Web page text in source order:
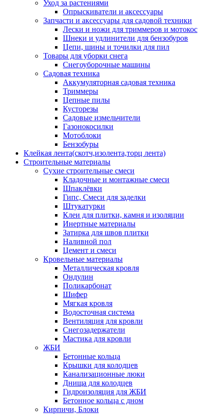
Уход за растениями
Опрыскиватели и аксессуары
Запчасти и аксессуары для садовой техники
Лески и ножи для триммеров и мотокос
Шнеки и удлинители для бензобуров
Цепи, шины и точилки для пил
Товары для уборки снега
Снегоуборочные машины
Садовая техника
Аккумуляторная садовая техника
Триммеры
Цепные пилы
Кусторезы
Садовые измельчители
Газонокосилки
Мотоблоки
Бензобуры
Клейкая лента(скотч,изолента,торц лента)
Строительные материалы
Сухие строительные смеси
Кладочные и монтажные смеси
Шпаклёвки
Гипс, Смеси для заделки
Штукатурки
Клеи для плитки, камня и изоляции
Инертные материалы
Затирка для швов плитки
Наливной пол
Цемент и смеси
Кровельные материалы
Металлическая кровля
Ондулин
Поликарбонат
Шифер
Мягкая кровля
Водосточная система
Вентиляция для кровли
Снегозадержатели
Мастика для кровли
ЖБИ
Бетонные кольца
Крышки для колодцев
Канализационные люки
Днища для колодцев
Гидроизоляция для ЖБИ
Бетонное кольца с дном
Кирпичи, Блоки